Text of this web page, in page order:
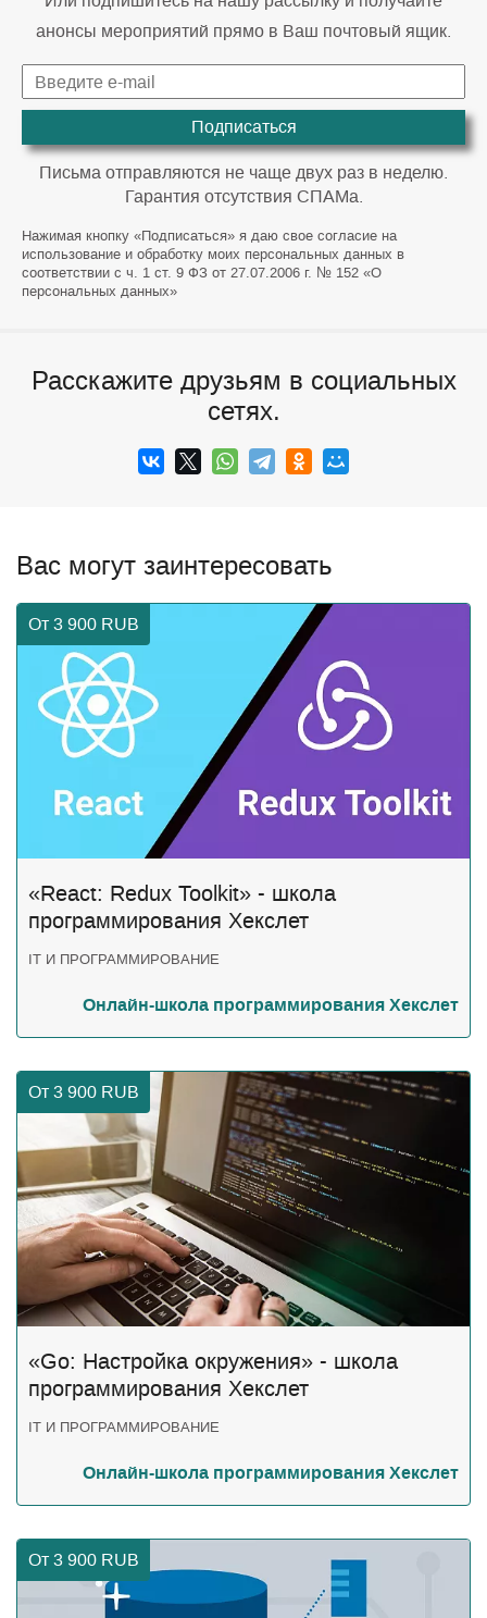
анонсы мероприятий прямо в Ваш почтовый ящик.
Подписаться
Письма отправляются не чаще двух раз в неделю.
Гарантия отсутствия СПАМа.
Нажимая кнопку «Подписаться» я даю свое согласие на
использование и обработку моих персональных данных в
соответствии с ч. 1 ст. 9 ФЗ от 27.07.2006 г. № 152 «О
персональных данных»
Расскажите друзьям в социальных
сетях.
Вас могут заинтересовать
От 3 900 RUB
«React: Redux Toolkit» - школа
программирования Хекслет
IT И ПРОГРАММИРОВАНИЕ
Онлайн-школа программирования Хекслет
От 3 900 RUB
«Go: Настройка окружения» - школа
программирования Хекслет
IT И ПРОГРАММИРОВАНИЕ
Онлайн-школа программирования Хекслет
От 3 900 RUB